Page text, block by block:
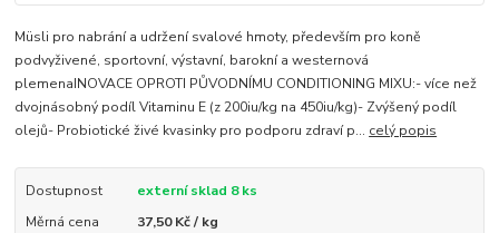
Müsli pro nabrání a udržení svalové hmoty, především pro koně
podvyživené, sportovní, výstavní, barokní a westernová
plemenaINOVACE OPROTI PŮVODNÍMU CONDITIONING MIXU:- více než
dvojnásobný podíl Vitaminu E (z 200iu/kg na 450iu/kg)- Zvýšený podíl
olejů- Probiotické živé kvasinky pro podporu zdraví p... celý popis
Dostupnost
externí sklad 8 ks
Měrná cena
37,50 Kč / kg